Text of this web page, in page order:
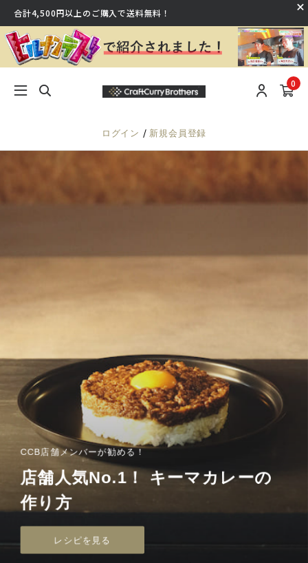
合計4,500円以上のご購入で送料無料！
0
ログイン / 新規会員登録
グルテンフリー＆食品添加物不使用
【新商品】やさやさカレー発売！
商品を見る
ずっとお得な定期便
定期便初回20%OFF！
商品を見る
CCB店舗メンバーが勧める！
店舗人気No.1！ キーマカレーの
作り方
レシピを見る